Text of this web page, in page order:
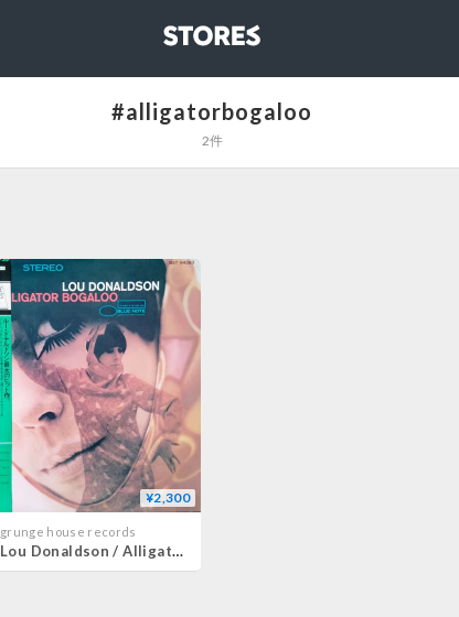
STORES
#alligatorbogaloo
2件
¥2,300
grunge house records
Lou Donaldson / Alligator Bogaloo